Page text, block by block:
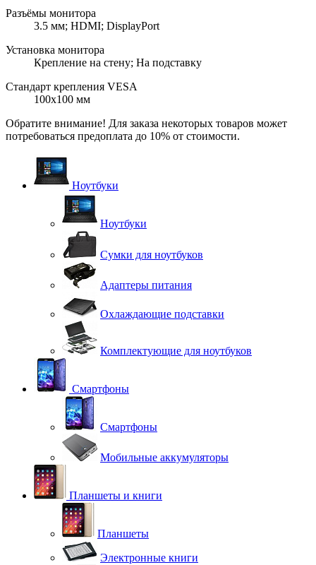
Разъёмы монитора
3.5 мм; HDMI; DisplayPort
Установка монитора
Крепление на стену; На подставку
Стандарт крепления VESA
100x100 мм
Обратите внимание! Для заказа некоторых товаров может
потребоваться предоплата до 10% от стоимости.
Ноутбуки
Ноутбуки
Сумки для ноутбуков
Адаптеры питания
Охлаждающие подставки
Комплектующие для ноутбуков
Смартфоны
Смартфоны
Мобильные аккумуляторы
Планшеты и книги
Планшеты
Электронные книги